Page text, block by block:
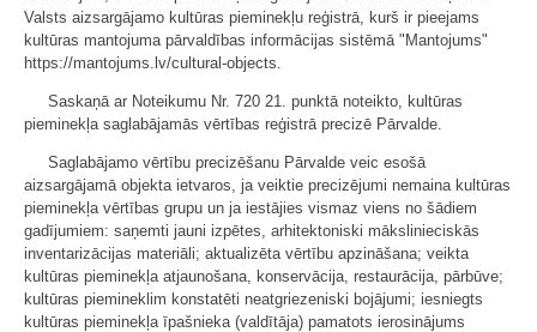
Valsts aizsargājamo kultūras pieminekļu reģistrā, kurš ir pieejams
kultūras mantojuma pārvaldības informācijas sistēmā "Mantojums"
https://mantojums.lv/cultural-objects.
Saskaņā ar Noteikumu Nr. 720 21. punktā noteikto, kultūras
pieminekļa saglabājamās vērtības reģistrā precizē Pārvalde.
Saglabājamo vērtību precizēšanu Pārvalde veic esošā
aizsargājamā objekta ietvaros, ja veiktie precizējumi nemaina kultūras
pieminekļa vērtības grupu un ja iestājies vismaz viens no šādiem
gadījumiem: saņemti jauni izpētes, arhitektoniski mākslinieciskās
inventarizācijas materiāli; aktualizēta vērtību apzināšana; veikta
kultūras pieminekļa atjaunošana, konservācija, restaurācija, pārbūve;
kultūras piemineklim konstatēti neatgriezeniski bojājumi; iesniegts
kultūras pieminekļa īpašnieka (valdītāja) pamatots ierosinājums